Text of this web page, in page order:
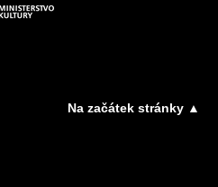
Na začátek stránky ▲